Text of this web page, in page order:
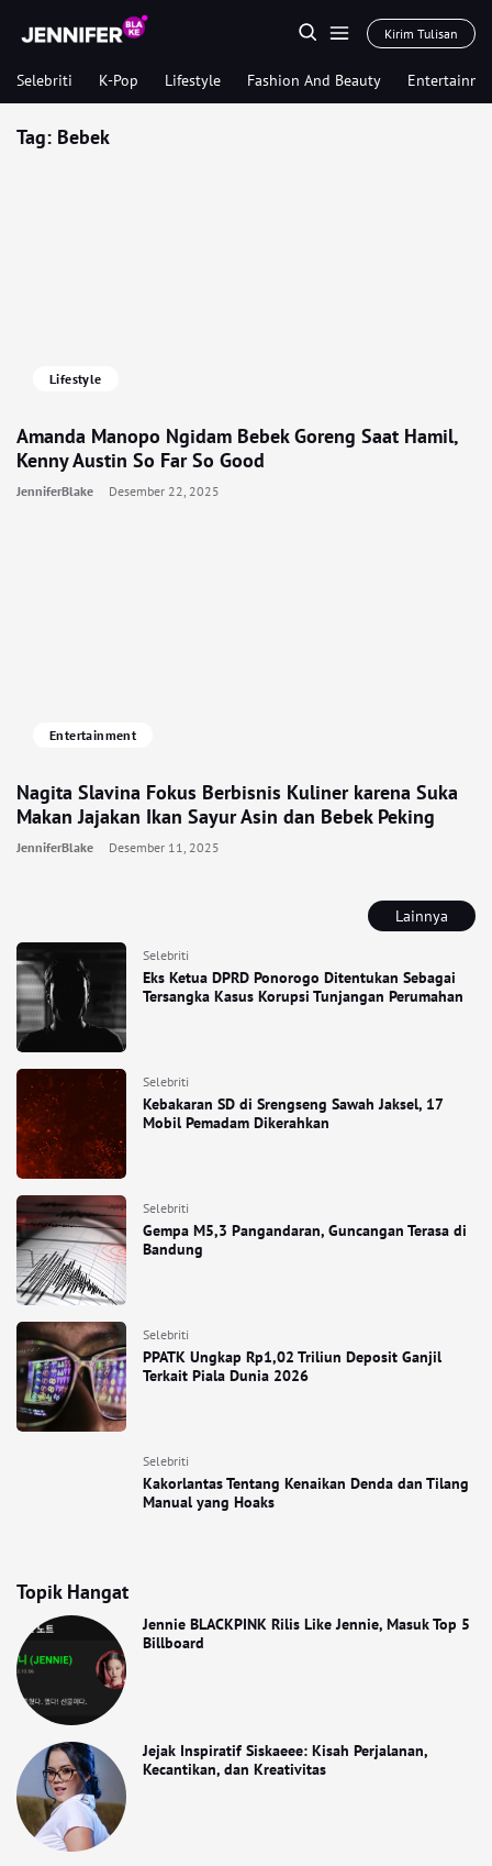
Kirim Tulisan
Selebriti K-Pop Lifestyle Fashion And Beauty
Lainnya
Selebriti
Eks Ketua DPRD Ponorogo Ditentukan Sebagai
Tersangka Kasus Korupsi Tunjangan Perumahan
Selebriti
Kebakaran SD di Srengseng Sawah Jaksel, 17
Mobil Pemadam Dikerahkan
Selebriti
Gempa M5,3 Pangandaran, Guncangan Terasa di
Bandung
Selebriti
PPATK Ungkap Rp1,02 Triliun Deposit Ganjil
Terkait Piala Dunia 2026
Selebriti
Kakorlantas Tentang Kenaikan Denda dan Tilang
Manual yang Hoaks
Topik Hangat
Jennie BLACKPINK Rilis Like Jennie, Masuk Top 5
Billboard
Jejak Inspiratif Siskaeee: Kisah Perjalanan,
Kecantikan, dan Kreativitas
Tag: Bebek
Lifestyle
Amanda Manopo Ngidam Bebek Goreng Saat Hamil,
Kenny Austin So Far So Good
JenniferBlake Desember 22, 2025
Entertainment
Nagita Slavina Fokus Berbisnis Kuliner karena Suka
Makan Jajakan Ikan Sayur Asin dan Bebek Peking
JenniferBlake Desember 11, 2025